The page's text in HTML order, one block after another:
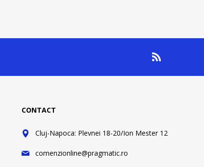
CONTACT
Cluj-Napoca: Plevnei 18-20/Ion Mester 12
comenzionline@pragmatic.ro